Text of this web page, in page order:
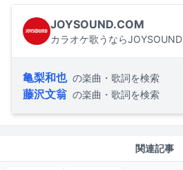
JOYSOUND.COM
カラオケ歌うならJOYSOUND
亀梨和也 の楽曲・歌詞を検索
藤沢文翁 の楽曲・歌詞を検索
関連記事